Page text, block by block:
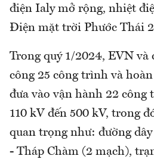
điện Ialy mở rộng, nhiệt
Điện mặt trời Phước Thái
Trong quý 1/2024, EVN và
công 25 công trình và
đưa vào vận hành 22
110 kV đến 500 kV, trong
quan trọng như: đường
- Tháp Chàm (2 mạch),